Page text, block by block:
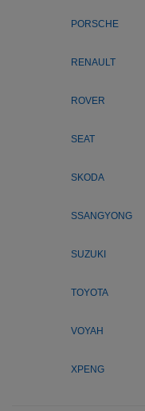
PORSCHE
RENAULT
ROVER
SEAT
SKODA
SSANGYONG
SUZUKI
TOYOTA
VOYAH
XPENG